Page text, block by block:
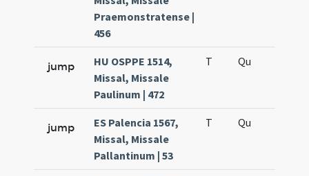
Praemonstratense |
456
jump
HU OSPPE 1514,
Missal, Missale
Paulinum | 472
T Qu
jump
ES Palencia 1567,
Missal, Missale
Pallantinum | 53
T Qu